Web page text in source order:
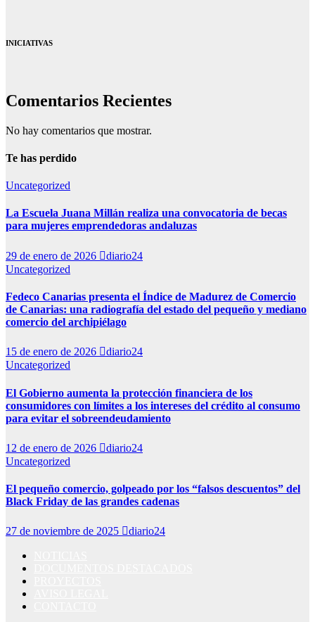
INICIATIVAS
Comentarios Recientes
No hay comentarios que mostrar.
Te has perdido
Uncategorized
La Escuela Juana Millán realiza una convocatoria de becas
para mujeres emprendedoras andaluzas
29 de enero de 2026
diario24
Uncategorized
Fedeco Canarias presenta el Índice de Madurez de Comercio
de Canarias: una radiografía del estado del pequeño y mediano
comercio del archipiélago
15 de enero de 2026
diario24
Uncategorized
El Gobierno aumenta la protección financiera de los
consumidores con límites a los intereses del crédito al consumo
para evitar el sobreendeudamiento
12 de enero de 2026
diario24
Uncategorized
El pequeño comercio, golpeado por los “falsos descuentos” del
Black Friday de las grandes cadenas
27 de noviembre de 2025 diario24